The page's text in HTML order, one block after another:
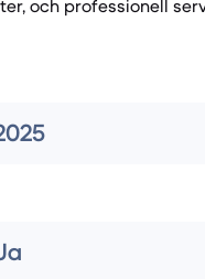
och professionell